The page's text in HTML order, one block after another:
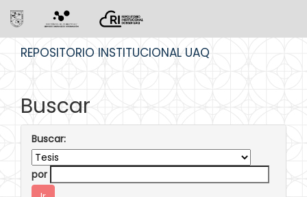
REPOSITORIO INSTITUCIONAL UAQ
Buscar
Buscar:
por